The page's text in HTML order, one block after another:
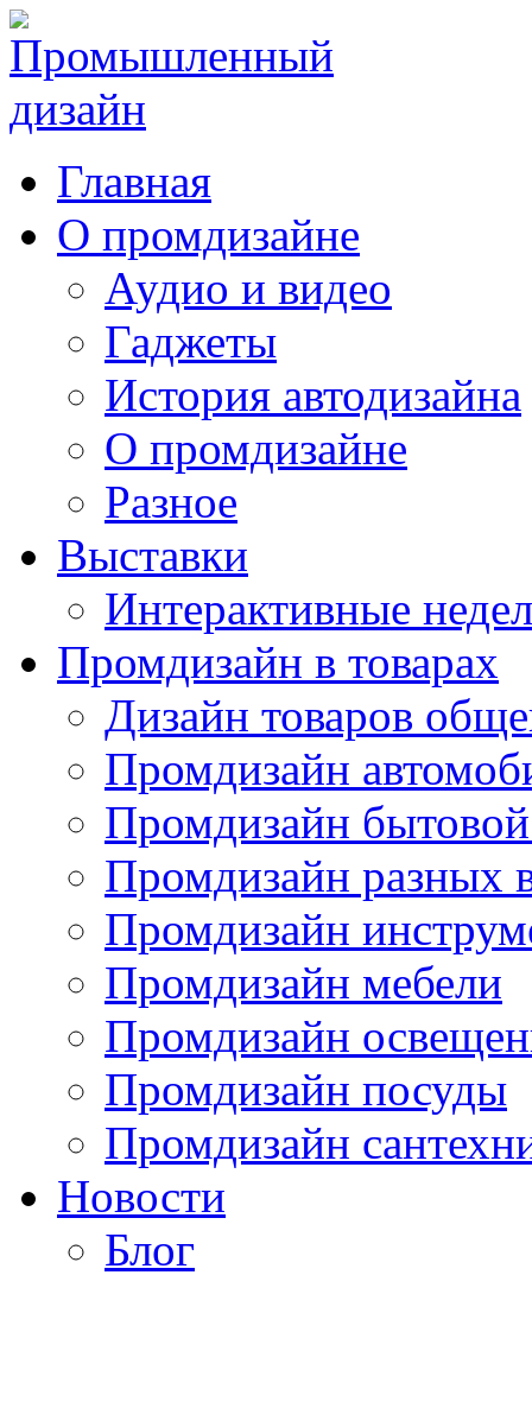
Главная
О промдизайне
Аудио и видео
Гаджеты
История автодизайна
О промдизайне
Разное
Выставки
Интерактивные
Промдизайн в товарах
Дизайн товаров
Промдизайн
Промдизайн
Промдизайн разных
Промдизайн
Промдизайн мебели
Промдизайн
Промдизайн посуды
Промдизайн
Новости
Блог